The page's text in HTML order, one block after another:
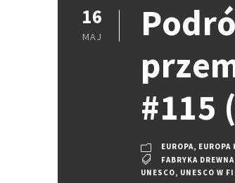
16
MAJ
#115
EUROPA, EUROPA
FABRYKA
UNESCO, UNESCO W